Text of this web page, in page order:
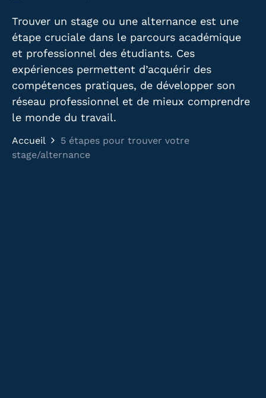
Trouver un stage ou une alternance est une
étape cruciale dans le parcours académique
et professionnel des étudiants. Ces
expériences permettent d’acquérir des
compétences pratiques, de développer son
réseau professionnel et de mieux comprendre
le monde du travail.
Accueil
5 étapes pour trouver votre
stage/alternance